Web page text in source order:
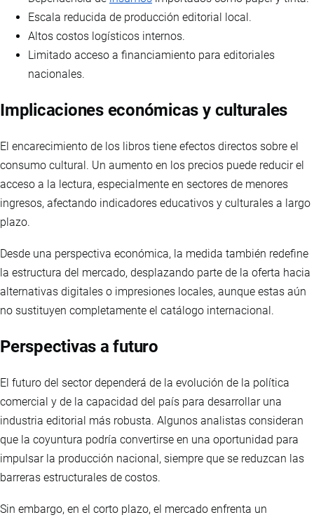
Escala reducida de producción editorial local.
Altos costos logísticos internos.
Limitado acceso a financiamiento para editoriales
nacionales.
Implicaciones económicas y culturales
El encarecimiento de los libros tiene efectos directos sobre el
consumo cultural. Un aumento en los precios puede reducir el
acceso a la lectura, especialmente en sectores de menores
ingresos, afectando indicadores educativos y culturales a largo
plazo.
Desde una perspectiva económica, la medida también redefine
la estructura del mercado, desplazando parte de la oferta hacia
alternativas digitales o impresiones locales, aunque estas aún
no sustituyen completamente el catálogo internacional.
Perspectivas a futuro
El futuro del sector dependerá de la evolución de la política
comercial y de la capacidad del país para desarrollar una
industria editorial más robusta. Algunos analistas consideran
que la coyuntura podría convertirse en una oportunidad para
impulsar la producción nacional, siempre que se reduzcan las
barreras estructurales de costos.
Sin embargo, en el corto plazo, el mercado enfrenta un